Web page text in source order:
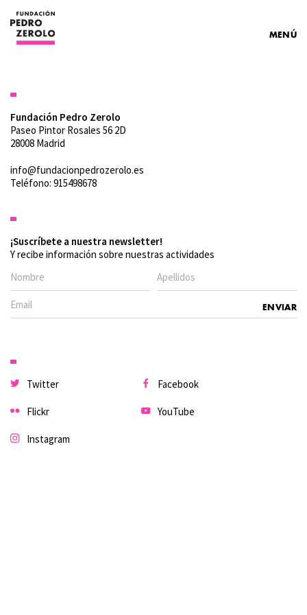
MENÚ
Fundación Pedro Zerolo
Paseo Pintor Rosales 56 2D
28008 Madrid
info@fundacionpedrozerolo.es
Teléfono: 915498678
¡Suscríbete a nuestra newsletter!
Y recibe información sobre nuestras actividades
Twitter Facebook
Flickr YouTube
Instagram